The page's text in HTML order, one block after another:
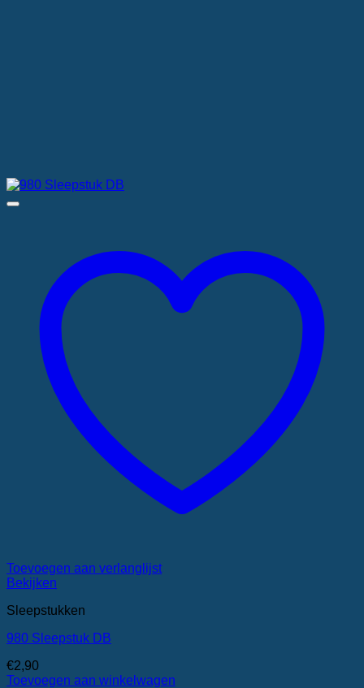
Toevoegen aan verlanglijst
Bekijken
Sleepstukken
980 Sleepstuk DB
€2,90
Toevoegen aan winkelwagen